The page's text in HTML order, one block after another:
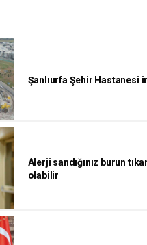
Şanlıurfa Şehir Hastanesi
Alerji sandığınız burun
olabilir